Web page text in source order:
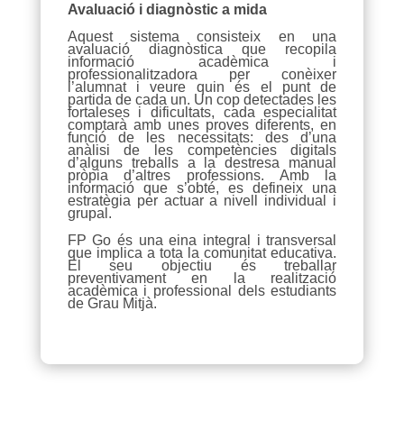
Avaluació i diagnòstic a mida
Aquest sistema consisteix en una
avaluació diagnòstica que recopila
informació acadèmica i
professionalitzadora per conèixer
l’alumnat i veure quin és el punt de
partida de cada un. Un cop detectades les
fortaleses i dificultats, cada especialitat
comptarà amb unes proves diferents, en
funció de les necessitats: des d’una
anàlisi de les competències digitals
d’alguns treballs a la destresa manual
pròpia d’altres professions. Amb la
informació que s’obté, es defineix una
estratègia per actuar a nivell individual i
grupal.
FP Go és una eina integral i transversal
que implica a tota la comunitat educativa.
El seu objectiu és treballar
preventivament en la realització
acadèmica i professional dels estudiants
de Grau Mitjà.